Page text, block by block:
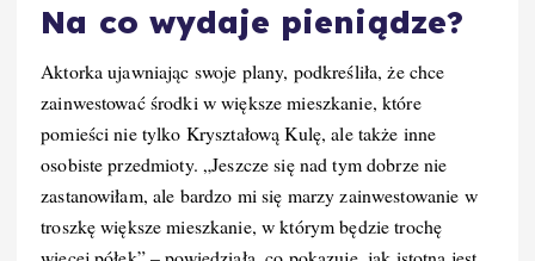
Na co wydaje pieniądze?
Aktorka ujawniając swoje plany, podkreśliła, że chce
zainwestować środki w większe mieszkanie, które
pomieści nie tylko Kryształową Kulę, ale także inne
osobiste przedmioty. „Jeszcze się nad tym dobrze nie
zastanowiłam, ale bardzo mi się marzy zainwestowanie w
troszkę większe mieszkanie, w którym będzie trochę